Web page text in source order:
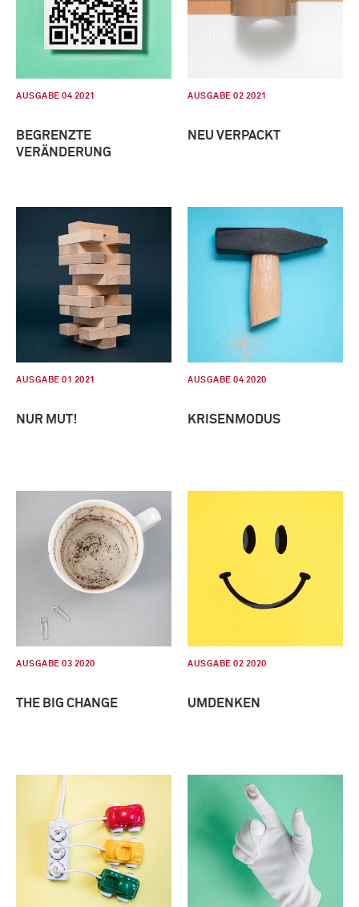
AUSGABE 04 2021
BEGRENZTE
VERÄNDERUNG
AUSGABE 02 2021
NEU VERPACKT
AUSGABE 01 2021
NUR MUT!
AUSGABE 04 2020
KRISENMODUS
AUSGABE 03 2020
THE BIG CHANGE
AUSGABE 02 2020
UMDENKEN